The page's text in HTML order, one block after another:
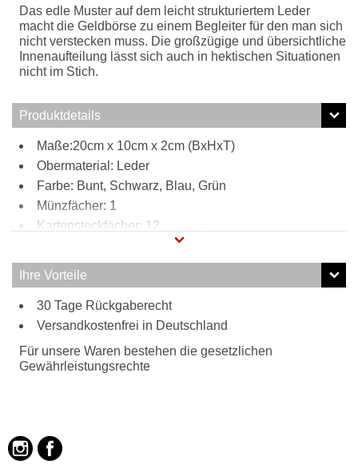
Das edle Muster auf dem leicht strukturiertem Leder
macht die Geldbörse zu einem Begleiter für den man sich
nicht verstecken muss. Die großzügige und übersichtliche
Innenaufteilung lässt sich auch in hektischen Situationen
nicht im Stich.
Produktdetails
Maße:20cm x 10cm x 2cm (BxHxT)
Obermaterial: Leder
Farbe: Bunt, Schwarz, Blau, Grün
Münzfächer: 1
Kartensteckfächer: 12
Innen:
12 Kartensteckfächer
2 Scheinfächer
1 Münzfach
Außen:
1 Reißverschlussfach
Ihre Vorteile
30 Tage Rückgaberecht
Versandkostenfrei in Deutschland
Für unsere Waren bestehen die gesetzlichen
Gewährleistungsrechte